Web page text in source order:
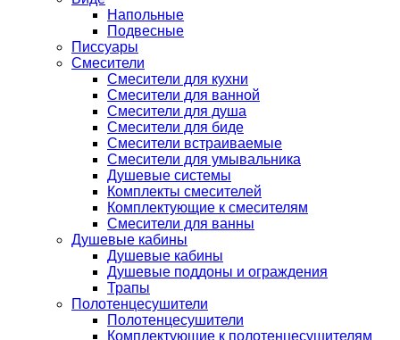
Напольные
Подвесные
Писсуары
Смесители
Смесители для кухни
Смесители для ванной
Смесители для душа
Смесители для биде
Смесители встраиваемые
Смесители для умывальника
Душевые системы
Комплекты смесителей
Комплектующие к смесителям
Смесители для ванны
Душевые кабины
Душевые кабины
Душевые поддоны и ограждения
Трапы
Полотенцесушители
Полотенцесушители
Комплектующие к полотенцесушителям